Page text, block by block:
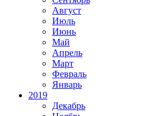
Август
Июль
Июнь
Май
Апрель
Март
Февраль
Январь
2019
Декабрь